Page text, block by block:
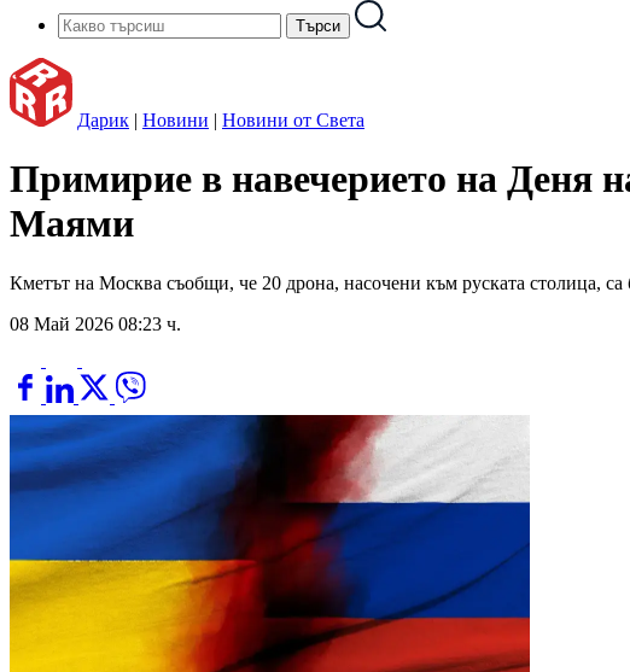
Дарик | Новини | Новини от Света
Примирие в навечерието на Деня
Маями
Кметът на Москва съобщи, че 20 дрона, насочени към руската столица,
08 Май 2026 08:23 ч.